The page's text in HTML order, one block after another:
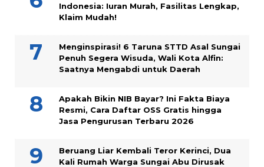
Indonesia: Iuran Murah, Fasilitas Lengkap,
Klaim Mudah!
Menginspirasi! 6 Taruna STTD Asal Sungai
Penuh Segera Wisuda, Wali Kota Alfin:
Saatnya Mengabdi untuk Daerah
Apakah Bikin NIB Bayar? Ini Fakta Biaya
Resmi, Cara Daftar OSS Gratis hingga
Jasa Pengurusan Terbaru 2026
Beruang Liar Kembali Teror Kerinci, Dua
Kali Rumah Warga Sungai Abu Dirusak